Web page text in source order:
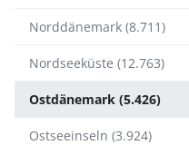
Norddänemark (8.711)
Nordseeküste (12.763)
Ostdänemark (5.426)
Ostseeinseln (3.924)